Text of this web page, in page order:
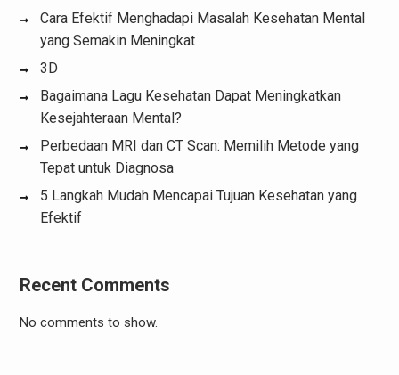
Cara Efektif Menghadapi Masalah Kesehatan Mental
yang Semakin Meningkat
3D
Bagaimana Lagu Kesehatan Dapat Meningkatkan
Kesejahteraan Mental?
Perbedaan MRI dan CT Scan: Memilih Metode yang
Tepat untuk Diagnosa
5 Langkah Mudah Mencapai Tujuan Kesehatan yang
Efektif
Recent Comments
No comments to show.